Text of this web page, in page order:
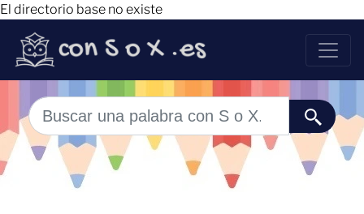
El directorio base no existe